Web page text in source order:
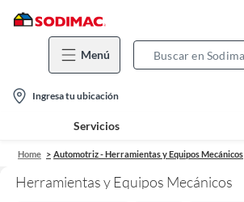
Menú
location-
icon
Ingresa tu ubicación
Servicios
Home Automotriz - Herramientas y Equipos Mecánicos
Herramientas y Equipos Mecánicos